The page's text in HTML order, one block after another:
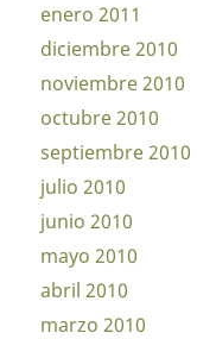
enero 2011
diciembre 2010
noviembre 2010
octubre 2010
septiembre 2010
julio 2010
junio 2010
mayo 2010
abril 2010
marzo 2010